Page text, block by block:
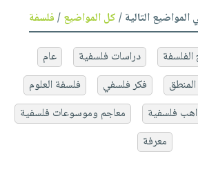
التالية /كل المواضيع/فلسفة
الفلسفة دراسات فلسفية
عام
فكر فلسفي
فلسفة العلوم
فلسفية
معاجم وموسوعات فلسفية
معرفة